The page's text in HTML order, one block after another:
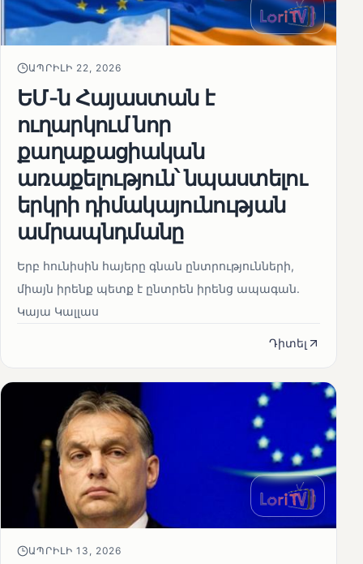
ԱՊՐԻԼԻ 22, 2026
ԵՄ-ն Հայաստան է
ուղարկում նոր
քաղաքացիական
առաքելություն՝ նպաստելու
երկրի դիմակայունության
ամրապնդմանը
Երբ հունիսին հայերը գնան ընտրությունների,
միայն իրենք պետք է ընտրեն իրենց ապագան.
Կայա Կալլաս
Դիտել
ԱՊՐԻԼԻ 13, 2026